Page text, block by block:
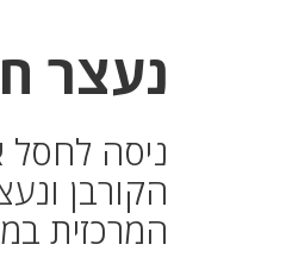
נעצר
ניסה לחסל
הקורבן
המרכזית